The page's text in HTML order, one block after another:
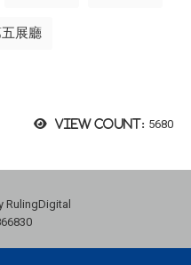
展廳
View count: 5680
RulingDigital